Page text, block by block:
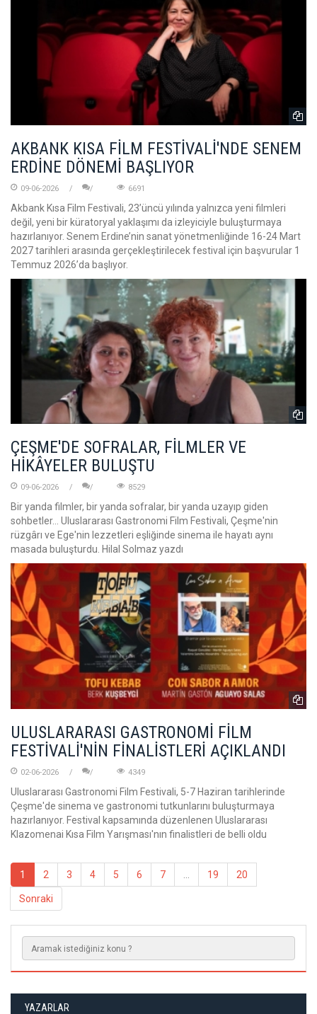
AKBANK KISA FİLM FESTİVALİ'NDE SENEM
ERDİNE DÖNEMİ BAŞLIYOR
09-06-2026 6691
Akbank Kısa Film Festivali, 23’üncü yılında yalnızca yeni filmleri
değil, yeni bir küratoryal yaklaşımı da izleyiciyle buluşturmaya
hazırlanıyor. Senem Erdine’nin sanat yönetmenliğinde 16-24 Mart
2027 tarihleri arasında gerçekleştirilecek festival için başvurular 1
Temmuz 2026’da başlıyor.
ÇEŞME'DE SOFRALAR, FİLMLER VE
HİKÂYELER BULUŞTU
09-06-2026 8529
Bir yanda filmler, bir yanda sofralar, bir yanda uzayıp giden
sohbetler... Uluslararası Gastronomi Film Festivali, Çeşme'nin
rüzgârı ve Ege'nin lezzetleri eşliğinde sinema ile hayatı aynı
masada buluşturdu. Hilal Solmaz yazdı
ULUSLARARASI GASTRONOMİ FİLM
FESTİVALİ'NİN FİNALİSTLERİ AÇIKLANDI
02-06-2026 4349
Uluslararası Gastronomi Film Festivali, 5-7 Haziran tarihlerinde
Çeşme'de sinema ve gastronomi tutkunlarını buluşturmaya
hazırlanıyor. Festival kapsamında düzenlenen Uluslararası
Klazomenai Kısa Film Yarışması'nın finalistleri de belli oldu
1 2 3 4 5 6 7 19 20
Sonraki
YAZARLAR